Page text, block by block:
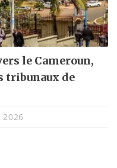
le Cameroun,
tribunaux de